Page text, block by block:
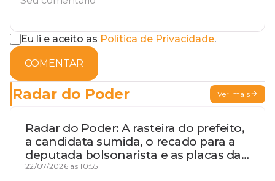
Eu li e aceito as Política de Privacidade.
COMENTAR
Radar do Poder Ver mais
Radar do Poder: A rasteira do prefeito,
a candidata sumida, o recado para a
deputada bolsonarista e as placas da
discórdia
22/07/2026 às 10:55